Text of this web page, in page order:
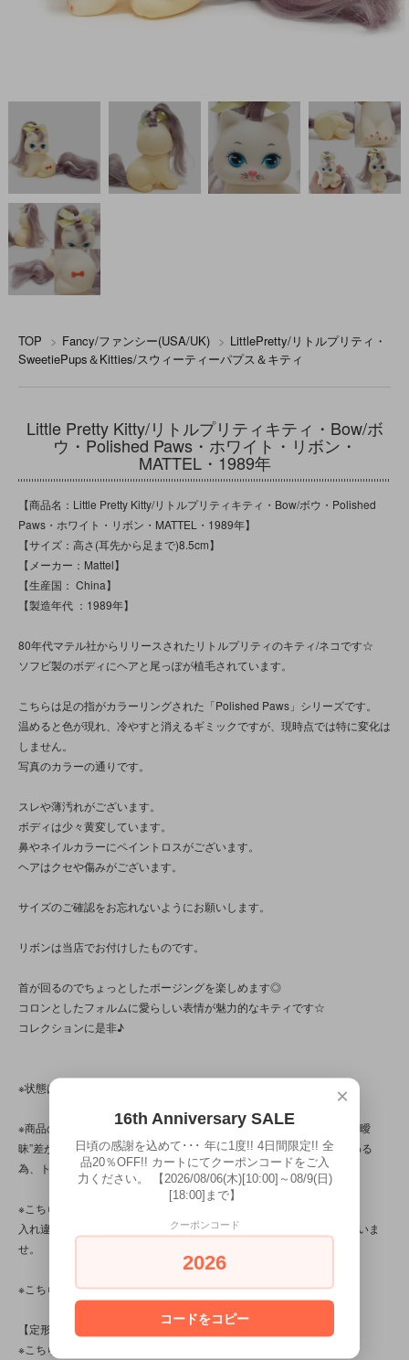
TOP > Fancy/ファンシー(USA/UK) > LittlePretty/リトルプリティ・
SweetiePups＆Kitties/スウィーティーパプス＆キティ
Little Pretty Kitty/リトルプリティキティ・Bow/ボ
ウ・Polished Paws・ホワイト・リボン・
MATTEL・1989年
【商品名：Little Pretty Kitty/リトルプリティキティ・Bow/ボウ・Polished
Paws・ホワイト・リボン・MATTEL・1989年】
【サイズ：高さ(耳先から足まで)8.5cm】
【メーカー：Mattel】
【生産国： China】
【製造年代 ：1989年】
80年代マテル社からリリースされたリトルプリティのキティ/ネコです☆
ソフビ製のボディにヘアと尾っぽが植毛されています。
こちらは足の指がカラーリングされた「Polished Paws」シリーズです。
温めると色が現れ、冷やすと消えるギミックですが、現時点では特に変化は
しません。
写真のカラーの通りです。
スレや薄汚れがございます。
ボディは少々黄変しています。
鼻やネイルカラーにペイントロスがございます。
ヘアはクセや傷みがございます。
サイズのご確認をお忘れないようにお願いします。
リボンは当店でお付けしたものです。
首が回るのでちょっとしたポージングを楽しめます◎
コロンとしたフォルムに愛らしい表情が魅力的なキティです☆
コレクションに是非♪
※状態は、5枚の写真と併せてご確認ください。
※商品の特性/性質上、上記の問題以前に、ペイントのムラや漏れ等の“曖
昧”差が見られる商品です。写真は光の当たり方によって見え方が変わる
為、トータル的に判断いただけると幸いです。
※こちらの商品は店頭でも販売しています。
入れ違いで完売してしまう場合がございます。その際はご容赦くださいま
せ。
※こちらの商品は中古・ヴィンテージ品です。
【定形外対応商品】
※こちらの商品は【サイズ規格外・(7)～100gまで】です。
×
16th Anniversary SALE
日頃の感謝を込めて･･･ 年に1度!! 4日間限定!! 全
品20％OFF!! カートにてクーポンコードをご入
力ください。 【2026/08/06(木)[10:00]～08/9(日)
[18:00]まで】
クーポンコード
2026
コードをコピー